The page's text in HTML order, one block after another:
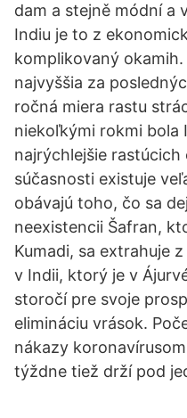
dam a stejně módní a
Indiu je to z
komplikovaný
najvyššia za
ročná miera rastu
niekoľkými rokmi bola
najrýchlejšie
súčasnosti existuje
obávajú toho, čo sa
neexistencii Šafran,
Kumadi, sa extrahuje
v Indii, ktorý je v
storočí pre svoje
elimináciu vrások.
nákazy
týždne tiež drží pod